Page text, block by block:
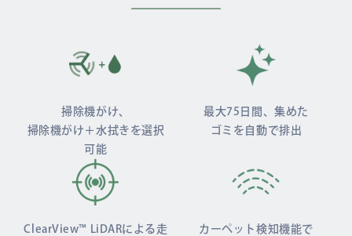
掃除機がけ、
掃除機がけ＋水拭きを選択
可能
最大75日間、集めた
ゴミを自動で排出
ClearView™ LiDARによる走
カーペット検知機能で